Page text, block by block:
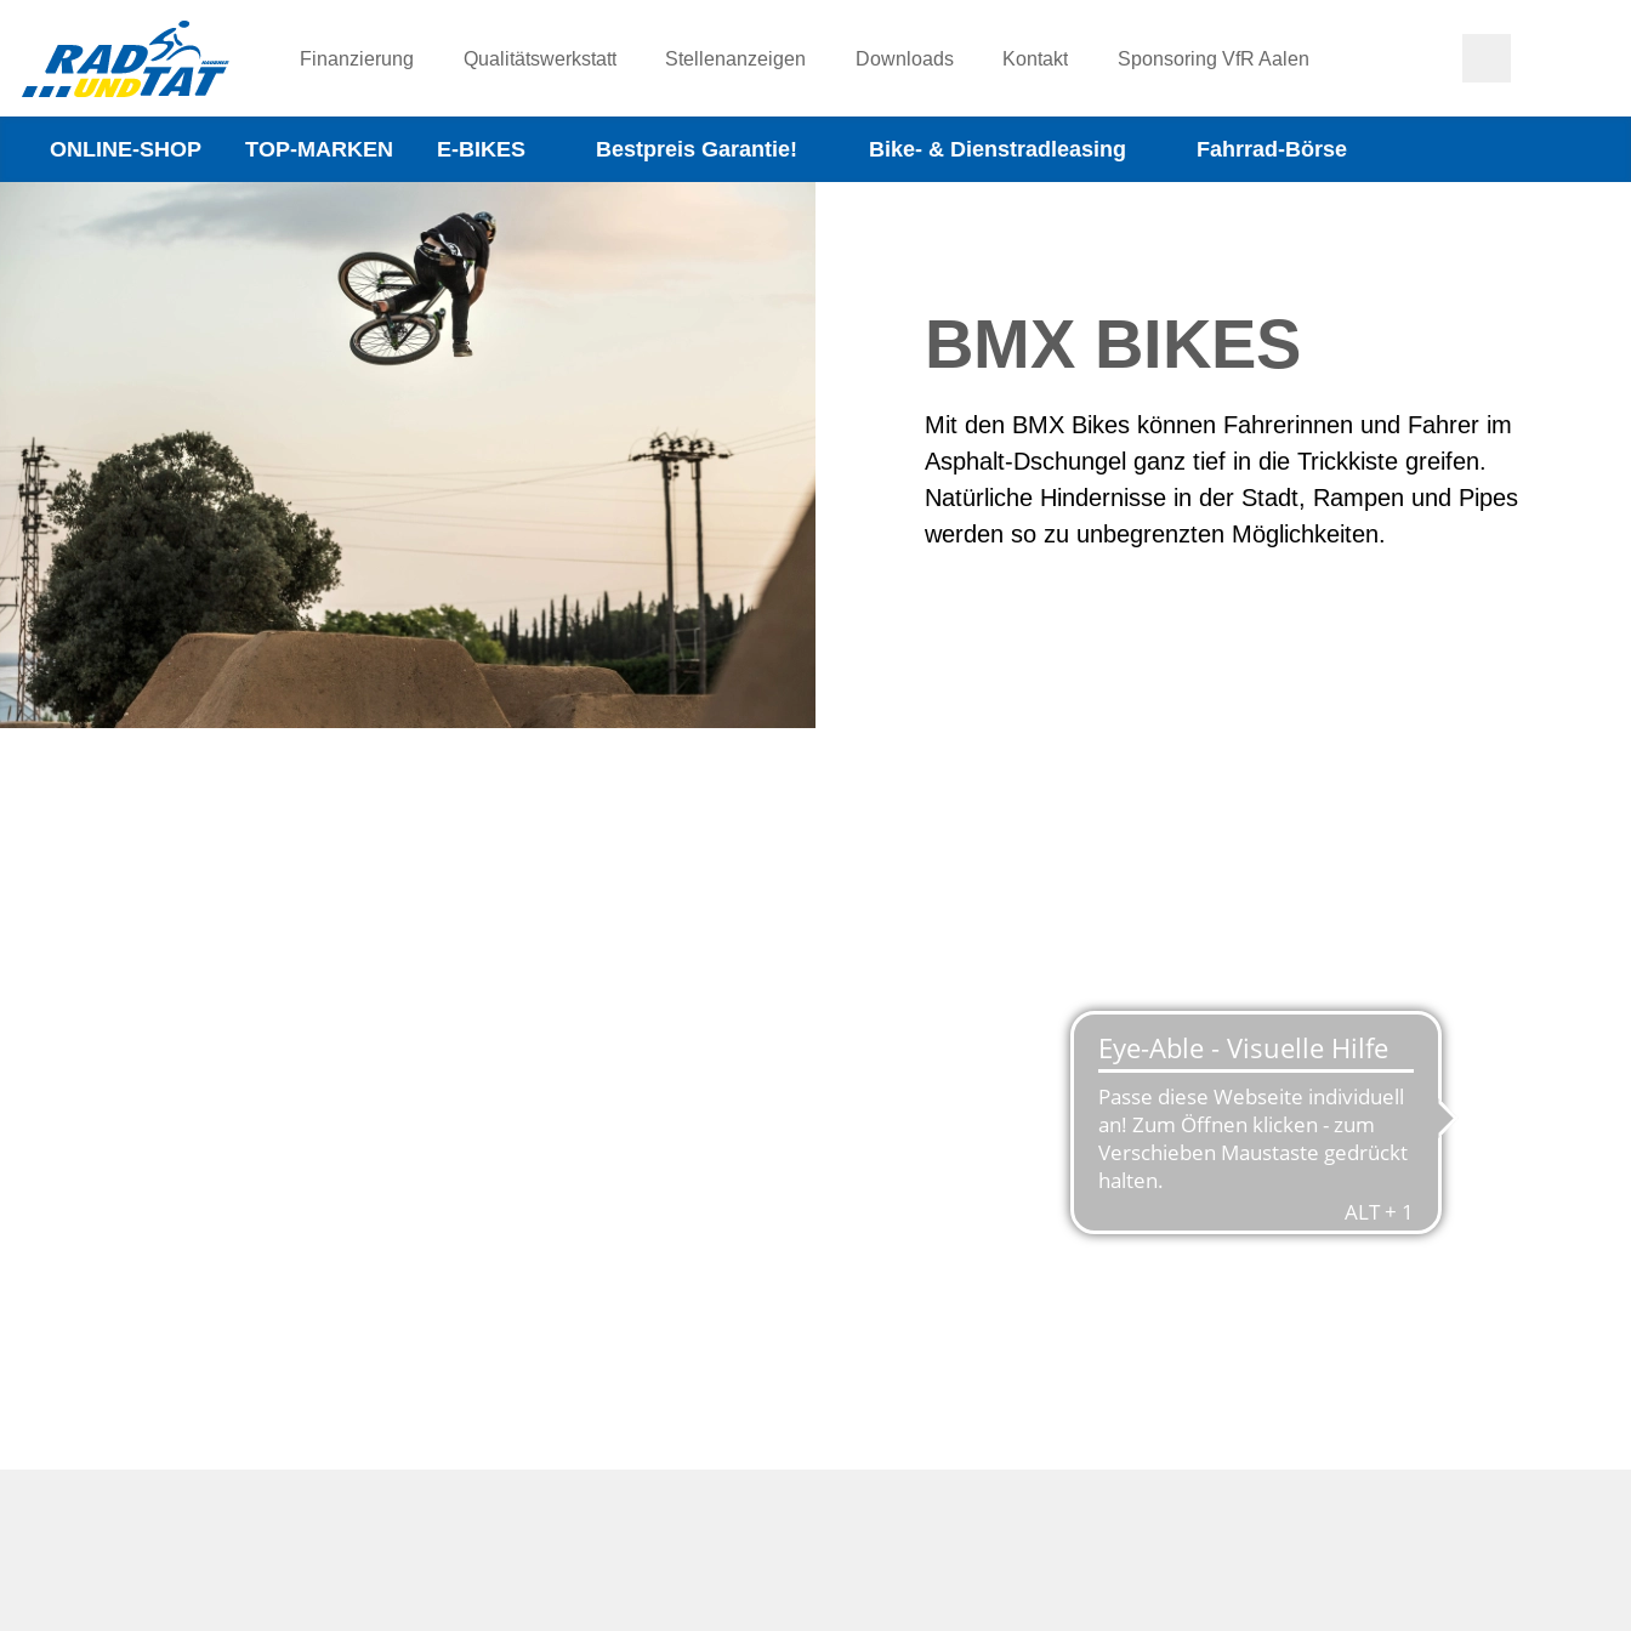
Finanzierung Qualitätswerkstatt Stellenanzeigen Downloads Kontakt Sponsoring VfR Aalen
ONLINE-SHOP TOP-MARKEN E-BIKES Bestpreis Garantie! Bike- & Dienstradleasing Fahrrad-Börse
BMX BIKES
Mit den BMX Bikes können Fahrerinnen und Fahrer im
Asphalt-Dschungel ganz tief in die Trickkiste greifen.
Natürliche Hindernisse in der Stadt, Rampen und Pipes
werden so zu unbegrenzten Möglichkeiten.